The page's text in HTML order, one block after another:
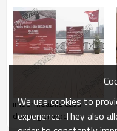
impermeabile cava
decking di wpc
We use cookies to
experience. They also